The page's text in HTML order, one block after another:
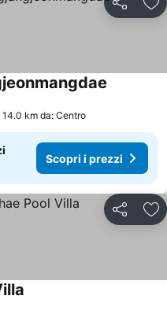
Condividi
14.0 km da: Centro
Scopri i prezzi
Condividi